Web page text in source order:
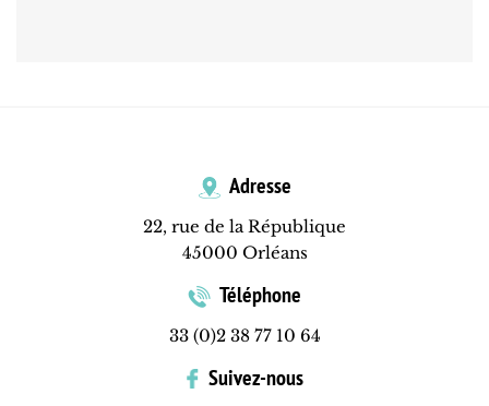
Adresse
22, rue de la République
45000 Orléans
Téléphone
33 (0)2 38 77 10 64
Suivez-nous